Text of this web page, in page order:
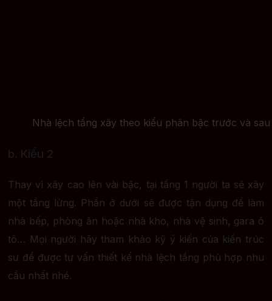
Nhà lệch tầng xây theo kiểu phân bậc trước và sau
b. Kiểu 2
Thay vì xây cao lên vài bậc, tại tầng 1 người ta sẽ xây
một tầng lửng. Phần ở dưới sẽ được tận dụng để làm
nhà bếp, phòng ăn hoặc nhà kho, nhà vệ sinh, gara ô
tô… Mọi người hãy tham khảo kỹ ý kiến của kiến trúc
sư để được tư vấn thiết kế nhà lệch tầng phù hợp nhu
cầu nhất nhé.